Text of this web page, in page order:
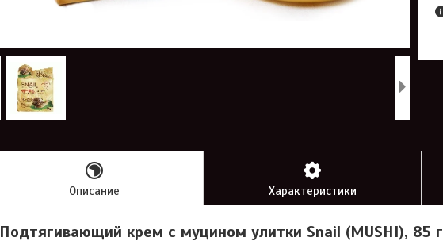
Описание Характеристики
Подтягивающий крем с муцином улитки Snail (MUSHI), 85 г